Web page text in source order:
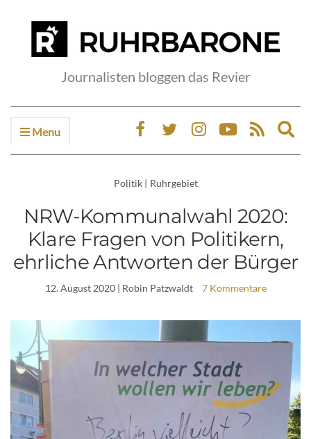
Journalisten bloggen das Revier
Menu
Politik | Ruhrgebiet
NRW-Kommunalwahl 2020:
Klare Fragen von Politikern,
ehrliche Antworten der Bürger
12. August 2020| Robin Patzwaldt 7 Kommentare